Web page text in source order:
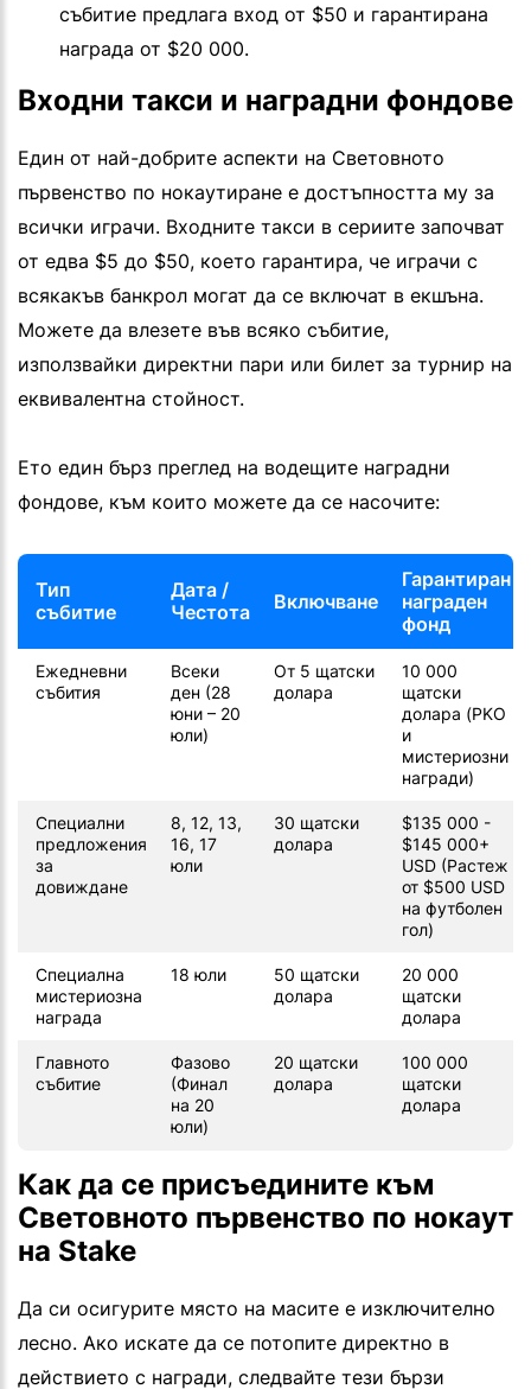
събитие предлага вход от $50 и гарантирана
награда от $20 000.
Входни такси и наградни фондове
Един от най-добрите аспекти на Световното
първенство по нокаутиране е достъпността му за
всички играчи. Входните такси в сериите започват
от едва $5 до $50, което гарантира, че играчи с
всякакъв банкрол могат да се включат в екшъна.
Можете да влезете във всяко събитие,
използвайки директни пари или билет за турнир на
еквивалентна стойност.
Ето един бърз преглед на водещите наградни
фондове, към които можете да се насочите:
Тип
събитие
Дата /
Честота
Включване
Гарантиран
награден
фонд
Ежедневни
събития
Всеки
ден (28
юни – 20
юли)
От 5 щатски
долара
10 000
щатски
долара (PKO
и
мистериозни
награди)
Специални
предложения
за
довиждане
8, 12, 13,
16, 17
юли
30 щатски
долара
$135 000 -
$145 000+
USD (Растеж
от $500 USD
на футболен
гол)
Специална
мистериозна
награда
18 юли
50 щатски
долара
20 000
щатски
долара
Главното
събитие
Фазово
(Финал
на 20
юли)
20 щатски
долара
100 000
щатски
долара
Как да се присъедините към
Световното първенство по нокаут
на Stake
Да си осигурите място на масите е изключително
лесно. Ако искате да се потопите директно в
действието с награди, следвайте тези бързи